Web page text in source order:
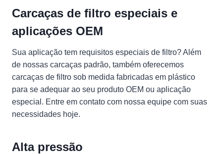
Carcaças de filtro especiais e
aplicações OEM
Sua aplicação tem requisitos especiais de filtro? Além
de nossas carcaças padrão, também oferecemos
carcaças de filtro sob medida fabricadas em plástico
para se adequar ao seu produto OEM ou aplicação
especial. Entre em contato com nossa equipe com suas
necessidades hoje.
Alta pressão